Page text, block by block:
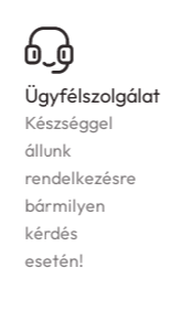
Ügyfélszolgálat
Készséggel
állunk
rendelkezésre
bármilyen
kérdés
esetén!